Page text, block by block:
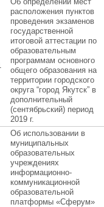
расположения пунктов
проведения экзаменов
государственной
итоговой аттестации по
образовательным
программам основного
общего образования на
территории городского
округа “город Якутск” в
дополнительный
(сентябрьский) период
2019 г.
Об использовании в
муниципальных
образовательных
учреждениях
информационно-
коммуникационной
образовательной
платформы «Сферум»